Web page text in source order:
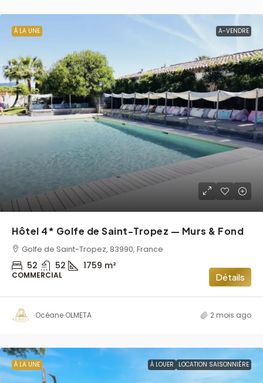
À LA UNE A-VENDRE
Hôtel 4* Golfe de Saint-Tropez — Murs & Fond
Golfe de Saint-Tropez, 83990, France
52 52 1759 m²
COMMERCIAL Détails
Océane OLMETA 2 mois ago
À LA UNE À LOUER LOCATION SAISONNIÈRE